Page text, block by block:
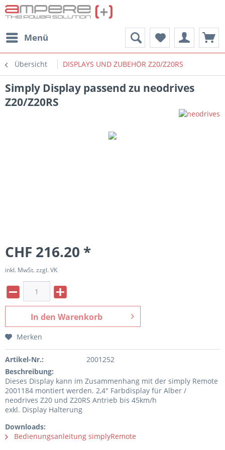
Menü
Übersicht DISPLAYS UND ZUBEHÖR Z20/Z20RS
Simply Display passend zu neodrives
Z20/Z20RS
CHF 216.20 *
inkl. MwSt. zzgl. VK
In den Warenkorb
Merken
Artikel-Nr.:
2001252
Beschreibung:
Dieses Display kann im Zusammenhang mit der simply Remote
2001184 montiert werden. 2,4" Farbdisplay für Alber /
neodrives Z20 und Z20RS Antrieb bis 45km/h
exkl. Display Halterung
Downloads:
Bedienungsanleitung simplyRemote